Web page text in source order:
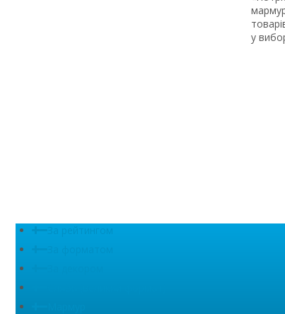
у
За рейтингом